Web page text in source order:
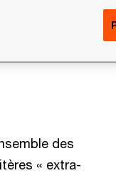
des
« extra-